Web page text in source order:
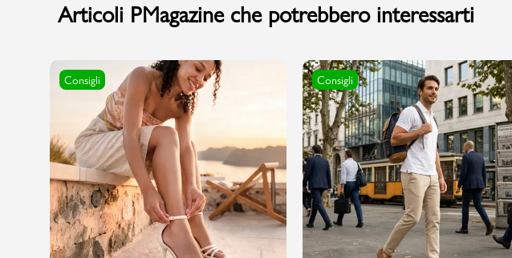
Articoli PMagazine che potrebbero interessarti
Consigli Consigli